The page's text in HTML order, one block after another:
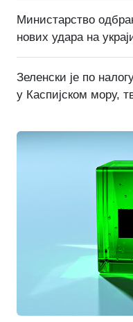
Министарство
нових удара на
Зеленски је по
у Каспијском мору,